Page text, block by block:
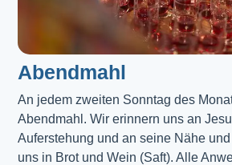
Abendmahl​
An jedem zweiten Sonntag des
Abendmahl. Wir erinnern uns an
Auferstehung und an seine Nähe
uns in Brot und Wein (Saft). Alle